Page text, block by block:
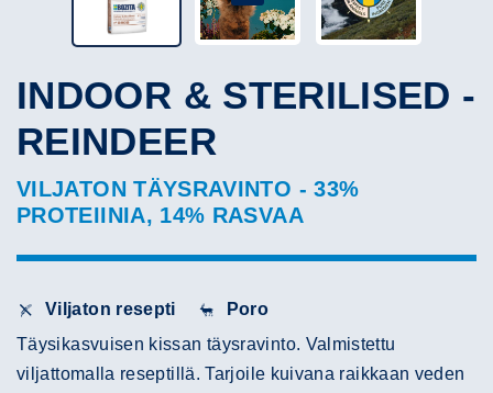
INDOOR & STERILISED -
REINDEER
VILJATON TÄYSRAVINTO - 33%
PROTEIINIA, 14% RASVAA
Viljaton resepti
Poro
Täysikasvuisen kissan täysravinto. Valmistettu
viljattomalla reseptillä. Tarjoile kuivana raikkaan veden